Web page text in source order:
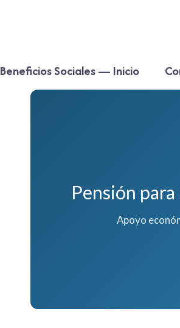
Beneficios Sociales — Inicio
Pensión
Apoyo